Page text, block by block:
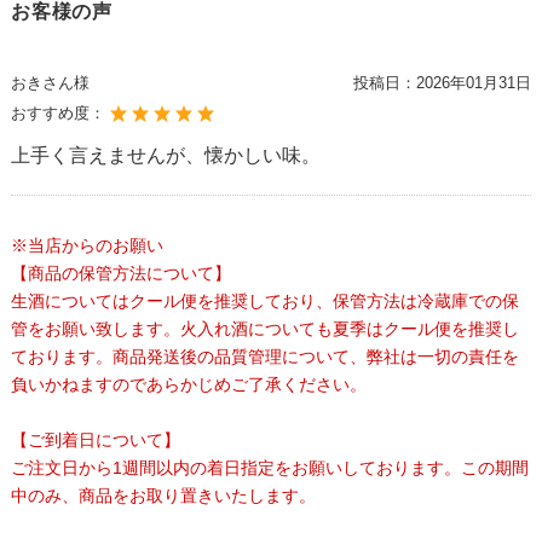
お客様の声
おきさん様 投稿日： 2026年01月31日
おすすめ度：
上手く言えませんが、懐かしい味。
※当店からのお願い
【商品の保管方法について】
生酒についてはクール便を推奨しており、保管方法は冷蔵庫での保
管をお願い致します。火入れ酒についても夏季はクール便を推奨し
ております。商品発送後の品質管理について、弊社は一切の責任を
負いかねますのであらかじめご了承ください。
【ご到着日について】
ご注文日から1週間以内の着日指定をお願いしております。この期間
中のみ、商品をお取り置きいたします。